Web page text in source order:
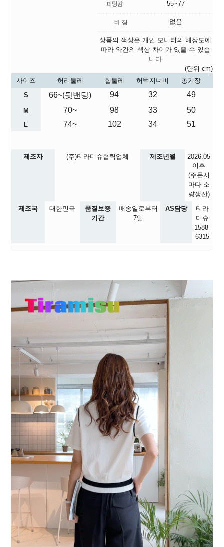
55~77
없음
상품의 색상은 개인 모니터의 해상도에
따라 약간의 색상 차이가 있을 수 있습
니다
(단위 cm)
사이즈
허리둘레 힙둘레 허벅지너비
총기장
S
66~(뒷밴딩) 94 32 49
M 70~ 98 33 50
L 74~ 102 34 51
제조자 (주)티라미슈협력업체 제조년월
2026.05
이후
(주문시
마다 소
량생산)
제조국
대한민국
품질보증
기간
배송일로부터
7일
AS담당
티라
미슈
1588-
6315